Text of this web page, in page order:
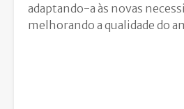
adaptando-a às novas
melhorando a qualidade do